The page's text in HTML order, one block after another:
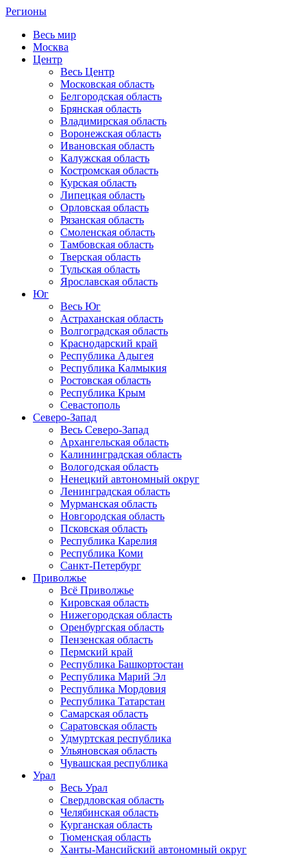
Регионы
Весь мир
Москва
Центр
Весь Центр
Московская область
Белгородская область
Брянская область
Владимирская область
Воронежская область
Ивановская область
Калужская область
Костромская область
Курская область
Липецкая область
Орловская область
Рязанская область
Смоленская область
Тамбовская область
Тверская область
Тульская область
Ярославская область
Юг
Весь Юг
Астраханская область
Волгоградская область
Краснодарский край
Республика Адыгея
Республика Калмыкия
Ростовская область
Республика Крым
Севастополь
Северо-Запад
Весь Северо-Запад
Архангельская область
Калининградская область
Вологодская область
Ненецкий автономный округ
Ленинградская область
Мурманская область
Новгородская область
Псковская область
Республика Карелия
Республика Коми
Санкт-Петербург
Приволжье
Всё Приволжье
Кировская область
Нижегородская область
Оренбургская область
Пензенская область
Пермский край
Республика Башкортостан
Республика Марий Эл
Республика Мордовия
Республика Татарстан
Самарская область
Саратовская область
Удмуртская республика
Ульяновская область
Чувашская республика
Урал
Весь Урал
Свердловская область
Челябинская область
Курганская область
Тюменская область
Ханты-Мансийский автономный округ